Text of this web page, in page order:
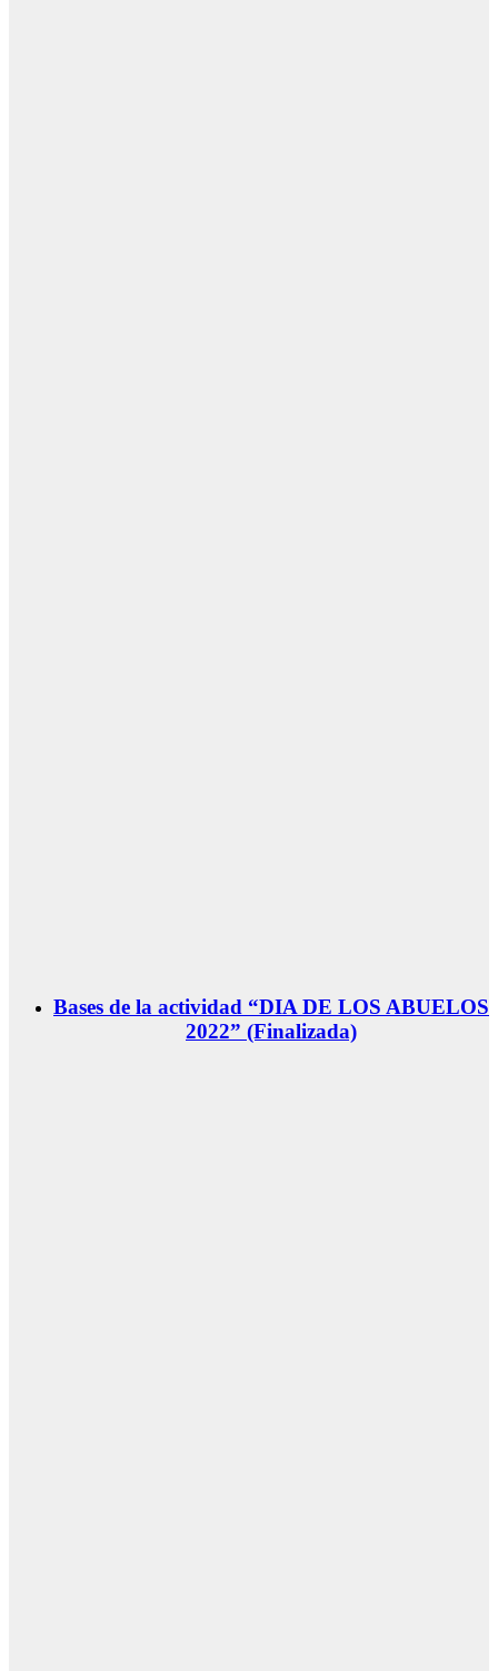
Bases de la actividad “DIA DE LOS ABUELOS
2022” (Finalizada)